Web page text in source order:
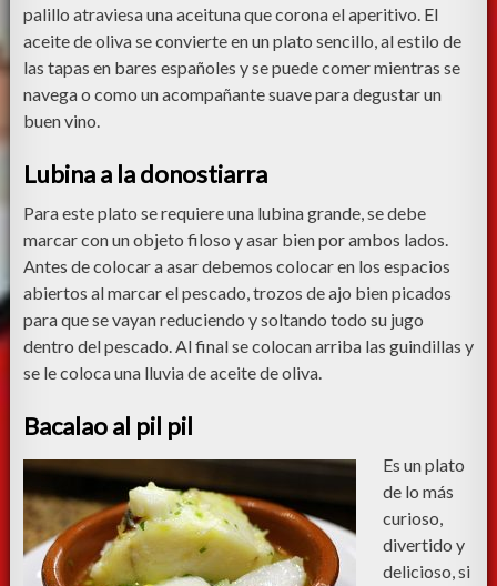
palillo atraviesa una aceituna que corona el aperitivo. El
aceite de oliva se convierte en un plato sencillo, al estilo de
las tapas en bares españoles y se puede comer mientras se
navega o como un acompañante suave para degustar un
buen vino.
Lubina a la donostiarra
Para este plato se requiere una lubina grande, se debe
marcar con un objeto filoso y asar bien por ambos lados.
Antes de colocar a asar debemos colocar en los espacios
abiertos al marcar el pescado, trozos de ajo bien picados
para que se vayan reduciendo y soltando todo su jugo
dentro del pescado. Al final se colocan arriba las guindillas y
se le coloca una lluvia de aceite de oliva.
Bacalao al pil pil
Es un plato
de lo más
curioso,
divertido y
delicioso, si